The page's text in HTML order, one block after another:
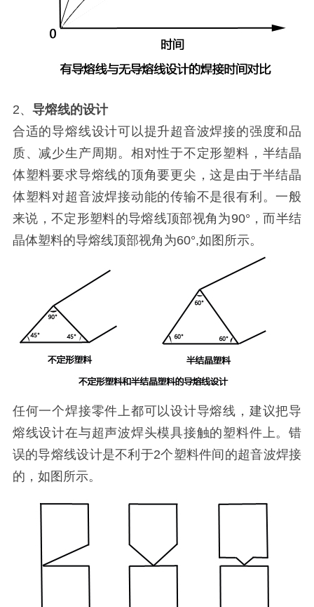
2、 导熔线的设计
合适的导熔线设计可以提升超音波焊接的强度和品
质、减少生产周期。相对性于不定形塑料，半结晶
体塑料要求导熔线的顶角要更尖，这是由于半结晶
体塑料对超音波焊接动能的传输不是很有利。一般
来说，不定形塑料的导熔线顶部视角为90°，而半结
晶体塑料的导熔线顶部视角为60°,如图所示。
任何一个焊接零件上都可以设计导熔线，建议把导
熔线设计在与超声波焊头模具接触的塑料件上。错
误的导熔线设计是不利于2个塑料件间的超音波焊接
的，如图所示。